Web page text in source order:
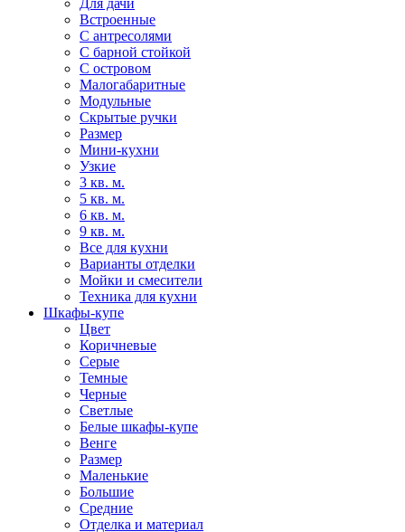
Для дачи
Встроенные
С антресолями
С барной стойкой
С островом
Малогабаритные
Модульные
Скрытые ручки
Размер
Мини-кухни
Узкие
3 кв. м.
5 кв. м.
6 кв. м.
9 кв. м.
Все для кухни
Варианты отделки
Мойки и смесители
Техника для кухни
Шкафы-купе
Цвет
Коричневые
Серые
Темные
Черные
Светлые
Белые шкафы-купе
Венге
Размер
Маленькие
Большие
Средние
Отделка и материал